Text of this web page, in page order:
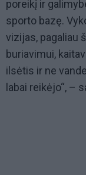
poreikį ir
sporto bazę.
vizijas, pagaliau
buriavimui,
ilsėtis ir ne
labai reikėjo“, –